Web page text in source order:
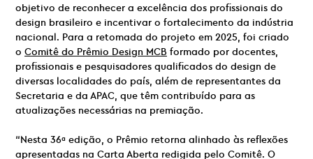
objetivo de reconhecer a excelência dos profissionais do
design brasileiro e incentivar o fortalecimento da indústria
nacional. Para a retomada do projeto em 2025, foi criado
o Comitê do Prêmio Design MCB formado por docentes,
profissionais e pesquisadores qualificados do design de
diversas localidades do país, além de representantes da
Secretaria e da APAC, que têm contribuído para as
atualizações necessárias na premiação.
“Nesta 36ª edição, o Prêmio retorna alinhado às reflexões
apresentadas na Carta Aberta redigida pelo Comitê. O